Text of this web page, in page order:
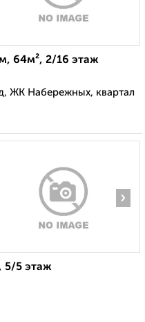
64м², 2/16 этаж
ЖК Набережных, квартал
›
5/5 этаж